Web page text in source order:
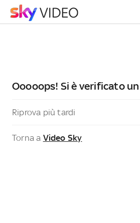
Ooooops! Si è verificato
Riprova più tardi
Torna a Video Sky